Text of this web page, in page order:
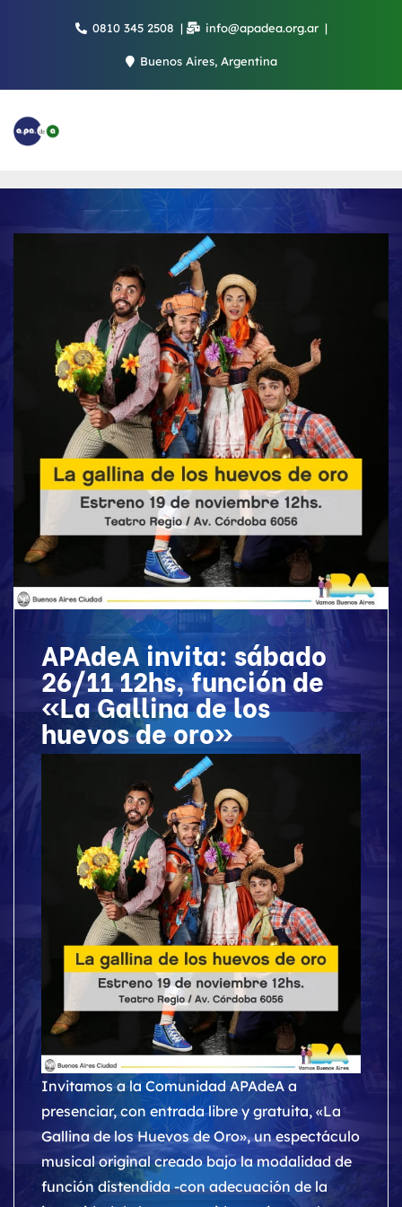
0810 345 2508 info@apadea.org.ar
Buenos Aires, Argentina
APAdeA invita: sábado
26/11 12hs, función de
«La Gallina de los
huevos de oro»
Invitamos a la Comunidad APAdeA a
presenciar, con entrada libre y gratuita, «La
Gallina de los Huevos de Oro», un espectáculo
musical original creado bajo la modalidad de
función distendida -con adecuación de la